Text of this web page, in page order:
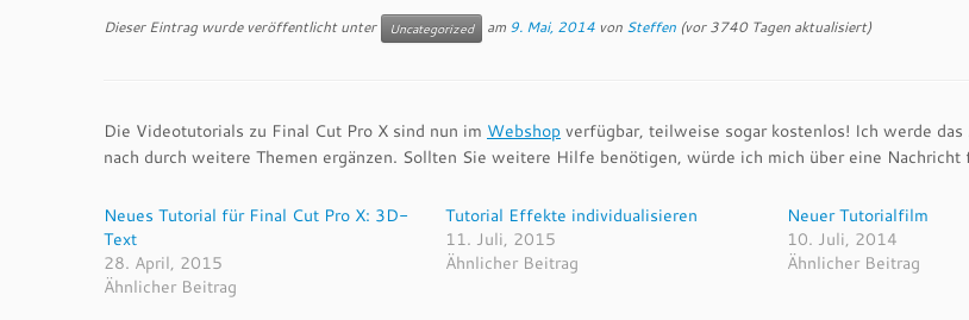
Dieser Eintrag wurde veröffentlicht unter Uncategorized am 9. Mai, 2014 von Steffen (vor 3740 Tagen aktualisiert)
Die Videotutorials zu Final Cut Pro X sind nun im Webshop verfügbar, teilweise sogar kostenlos! Ich werde das
nach durch weitere Themen ergänzen. Sollten Sie weitere Hilfe benötigen, würde ich mich über eine Nachricht
Neues Tutorial für Final Cut Pro X: 3D-
Text
28. April, 2015
Ähnlicher Beitrag
Tutorial Effekte individualisieren
11. Juli, 2015
Ähnlicher Beitrag
Neuer Tutorialfilm
10. Juli, 2014
Ähnlicher Beitrag